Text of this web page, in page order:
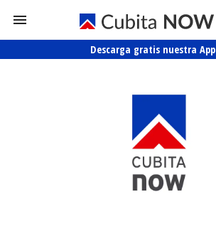
Descarga gratis nuestra App